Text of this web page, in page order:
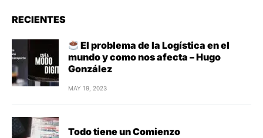
RECIENTES
El problema de la Logística en el
mundo y como nos afecta – Hugo
González
MAY 19, 2023
Todo tiene un Comienzo